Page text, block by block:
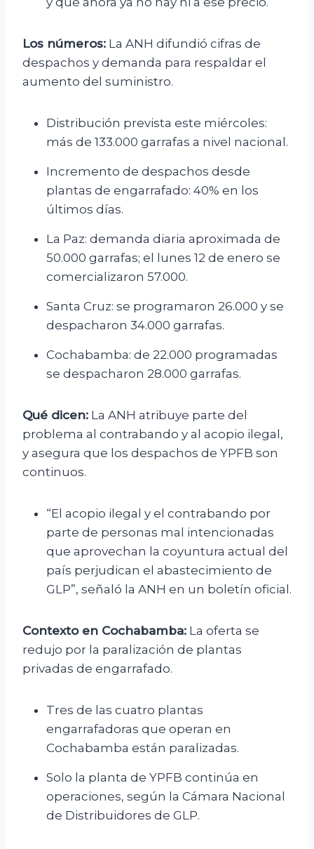
Los números: La ANH difundió cifras de
despachos y demanda para respaldar el
aumento del suministro.
Distribución prevista este miércoles:
más de 133.000 garrafas a nivel nacional.
Incremento de despachos desde
plantas de engarrafado: 40% en los
últimos días.
La Paz: demanda diaria aproximada de
50.000 garrafas; el lunes 12 de enero se
comercializaron 57.000.
Santa Cruz: se programaron 26.000 y se
despacharon 34.000 garrafas.
Cochabamba: de 22.000 programadas
se despacharon 28.000 garrafas.
Qué dicen: La ANH atribuye parte del
problema al contrabando y al acopio ilegal,
y asegura que los despachos de YPFB son
continuos.
“El acopio ilegal y el contrabando por
parte de personas mal intencionadas
que aprovechan la coyuntura actual del
país perjudican el abastecimiento de
GLP”, señaló la ANH en un boletín oficial.
Contexto en Cochabamba: La oferta se
redujo por la paralización de plantas
privadas de engarrafado.
Tres de las cuatro plantas
engarrafadoras que operan en
Cochabamba están paralizadas.
Solo la planta de YPFB continúa en
operaciones, según la Cámara Nacional
de Distribuidores de GLP.